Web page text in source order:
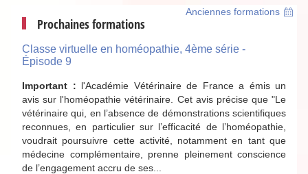
Prochaines formations
Anciennes formations
Classe virtuelle en homéopathie, 4ème série -
Épisode 9
Important : l'Académie Vétérinaire de France a émis un
avis sur l'homéopathie vétérinaire. Cet avis précise que "Le
vétérinaire qui, en l’absence de démonstrations scientifiques
reconnues, en particulier sur l’efficacité de l’homéopathie,
voudrait poursuivre cette activité, notamment en tant que
médecine complémentaire, prenne pleinement conscience
de l’engagement accru de ses...